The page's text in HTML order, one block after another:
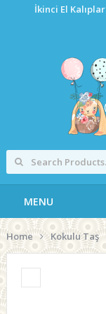
İkinci El Kalıplar
MENU
Home Kokulu Taş